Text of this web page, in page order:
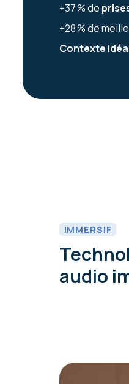
+37 % de
+28 % de
Contexte
IMMERSIF
audio